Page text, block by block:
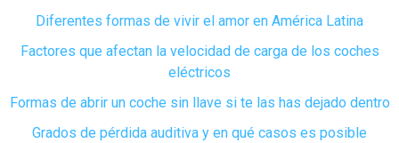
Diferentes formas de vivir el amor en América Latina
Factores que afectan la velocidad de carga de los coches
eléctricos
Formas de abrir un coche sin llave si te las has dejado dentro
Grados de pérdida auditiva y en qué casos es posible